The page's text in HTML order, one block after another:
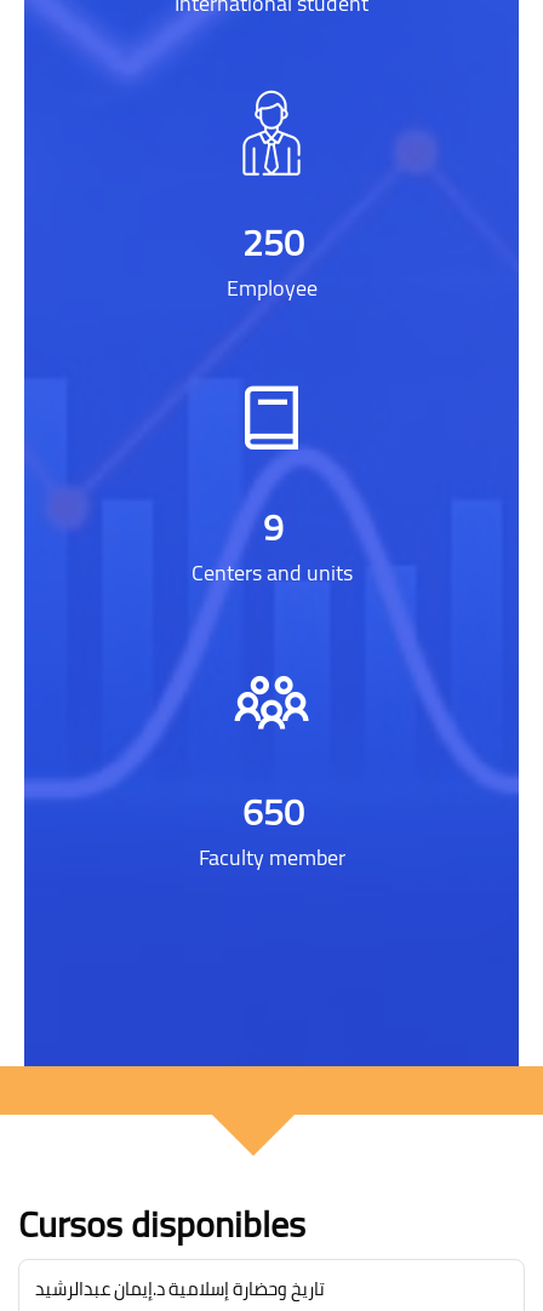
250
Employee
9
Centers and units
650
Faculty member
Bloques
Cursos disponibles
تاريخ وحضارة إسلامية د.إيمان عبدالرشيد